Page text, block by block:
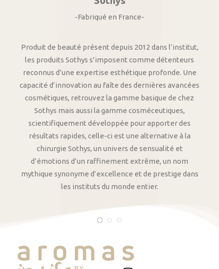
-Fabriqué en France-
Produit de beauté présent depuis 2012 dans l’institut,
les produits Sothys s’imposent comme détenteurs
reconnus d’une expertise esthétique profonde. Une
capacité d’innovation au faîte des dernières avancées
cosmétiques, retrouvez la gamme basique de chez
Sothys mais aussi la gamme cosméceutiques,
scientifiquement développée pour apporter des
résultats rapides, celle-ci est une alternative à la
chirurgie Sothys, un univers de sensualité et
d’émotions d’un raffinement extrême, un nom
mythique synonyme d’excellence et de prestige dans
les instituts du monde entier.